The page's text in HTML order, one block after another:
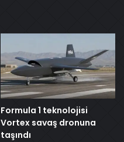
Formula 1 teknolojisi
Vortex savaş dronuna
taşındı